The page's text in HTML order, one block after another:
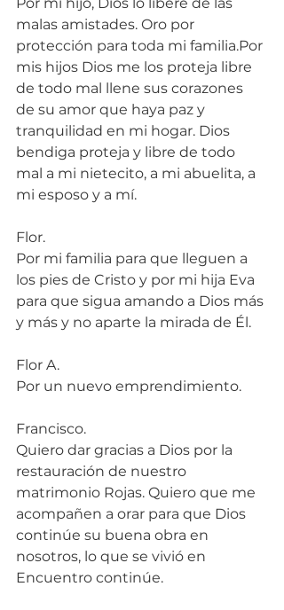
malas amistades. Oro por
protección para toda mi familia.Por
mis hijos Dios me los proteja libre
de todo mal llene sus corazones
de su amor que haya paz y
tranquilidad en mi hogar. Dios
bendiga proteja y libre de todo
mal a mi nietecito, a mi abuelita, a
mi esposo y a mí.
Flor.
Por mi familia para que lleguen a
los pies de Cristo y por mi hija Eva
para que sigua amando a Dios más
y más y no aparte la mirada de Él.
Flor A.
Por un nuevo emprendimiento.
Francisco.
Quiero dar gracias a Dios por la
restauración de nuestro
matrimonio Rojas. Quiero que me
acompañen a orar para que Dios
continúe su buena obra en
nosotros, lo que se vivió en
Encuentro continúe.